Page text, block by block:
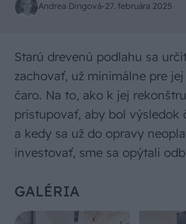
Andrea Dingová-27. februára 2025
Starú drevenú podlahu sa
zachovať, už minimálne pre
čaro. Na to, ako k jej
pristupovať, aby bol výsledok
a kedy sa už do opravy
investovať, sme sa opýtali
GALÉRIA